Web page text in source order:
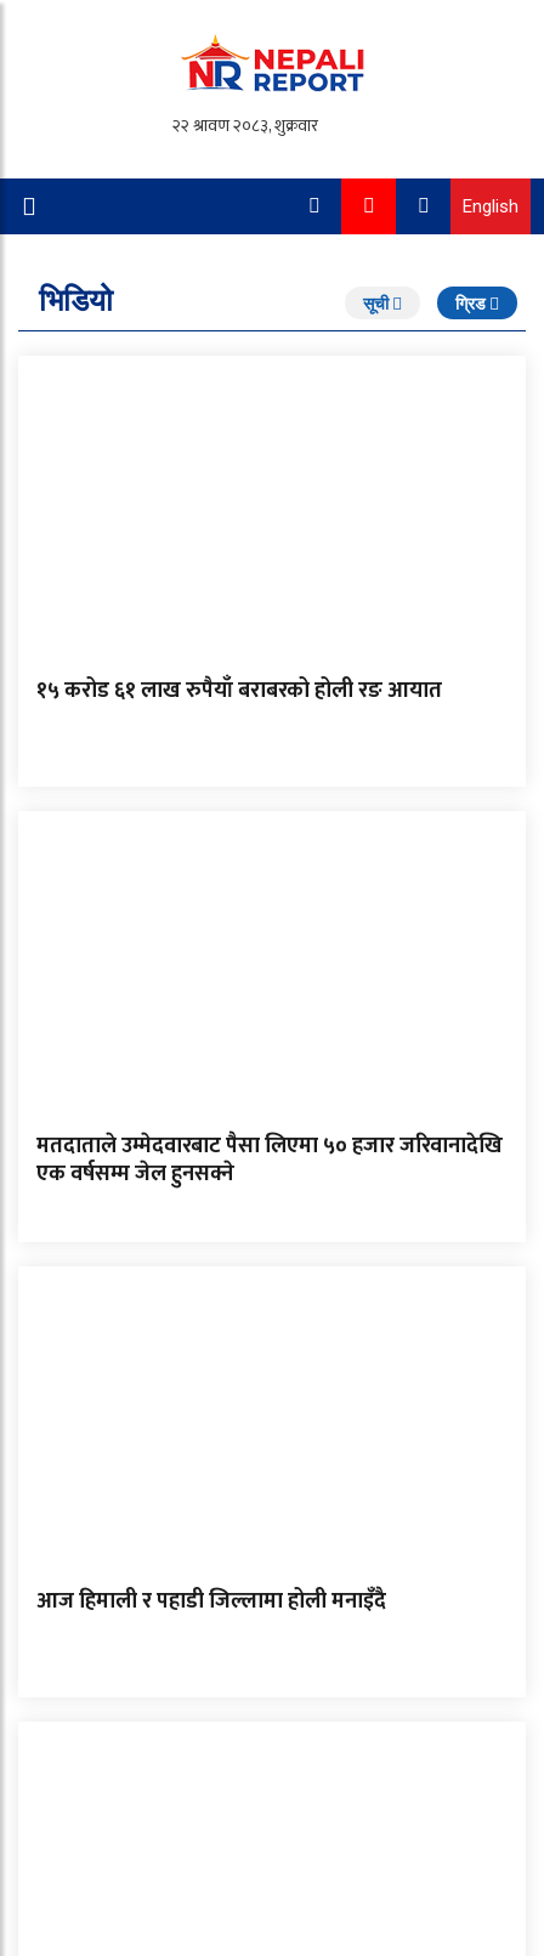
English
भिडियो सूची ग्रिड
१५ करोड ६१ लाख रुपैयाँ बराबरको होली रङ आयात
मतदाताले उम्मेदवारबाट पैसा लिएमा ५० हजार जरिवानादेखि
एक वर्षसम्म जेल हुनसक्ने
आज हिमाली र पहाडी जिल्लामा होली मनाइँदै